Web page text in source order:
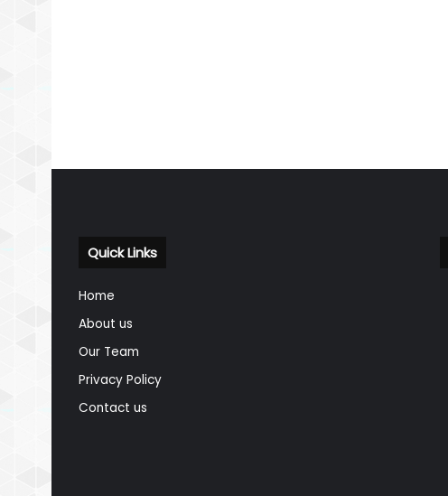
Quick Links
Home
About us
Our Team
Privacy Policy
Contact us